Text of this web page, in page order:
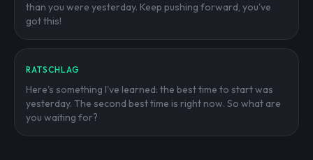
than you were yesterday. Keep pushing forward, you've
got this!
RATSCHLAG
Here's something I've learned: the best time to start was
yesterday. The second best time is right now. So what are
you waiting for?